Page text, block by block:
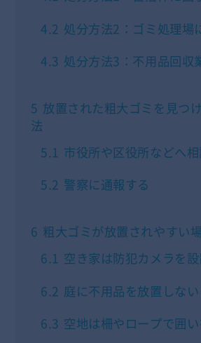
4.2 処分方法2：ゴミ処理場
4.3 処分方法3：不用品回収
5 放置された粗大ゴミを見つ
法
5.1 市役所や区役所などへ
5.2 警察に通報する
6 粗大ゴミが放置されやすい
6.1 空き家は防犯カメラを
6.2 庭に不用品を放置しない
6.3 空地は柵やロープで囲